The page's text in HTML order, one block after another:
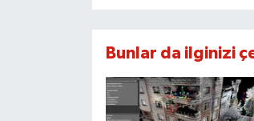
Bunlar da ilginizi